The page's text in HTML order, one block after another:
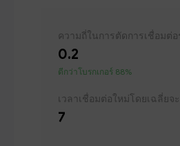
ความถี่ในการตัดการเชื่อมต่อ
0.2
ดีกว่าโบรกเกอร์ 88%
เวลาเชื่อมต่อใหม่โดยเฉลี่ยจ
7